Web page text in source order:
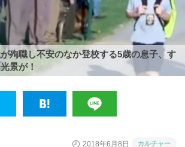
が殉職し不安のなか登校する5歳の息子、す
景が！
2018年6月8日 カルチャー